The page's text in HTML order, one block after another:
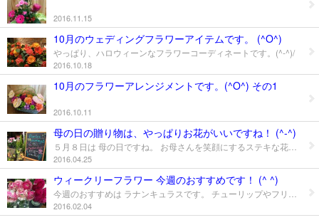
2016.11.15
10月のウェディングフラワーアイテムです。 (^O^)
やっぱり、ハロウィーンなフラワーコーディネートです。(^-^)/
2016.10.18
10月のフラワーアレンジメントです。(^O^) その1
2016.10.11
母の日の贈り物は、やっぱりお花がいいですね！ (^-^)
2016.04.25
ウィークリーフラワー 今週のおすすめです！ (^ ^)
2016.02.04